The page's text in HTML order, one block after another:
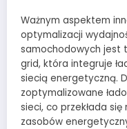
Ważnym aspektem
optymalizacji
samochodowych jest
grid, która integruje
siecią energetyczną.
zoptymalizowane
sieci, co przekłada
zasobów